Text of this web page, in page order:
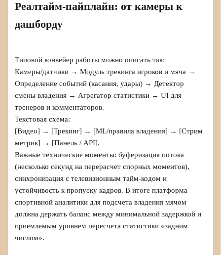
Реалтайм-пайплайн: от камеры к
дашборду
Типовой конвейер работы можно описать так:
Камеры/датчики → Модуль трекинга игроков и мяча →
Определение событий (касания, удары) → Детектор
смены владения → Агрегатор статистики → UI для
тренеров и комментаторов.
Текстовая схема:
[Видео] → [Трекинг] → [ML/правила владения] → [Стрим
метрик] → [Панель / API].
Важные технические моменты: буферизация потока
(несколько секунд на перерасчет спорных моментов),
синхронизация с телевизионным тайм-кодом и
устойчивость к пропуску кадров. В итоге платформа
спортивной аналитики для подсчета владения мячом
должна держать баланс между минимальной задержкой и
приемлемым уровнем пересчета статистики «задним
числом».